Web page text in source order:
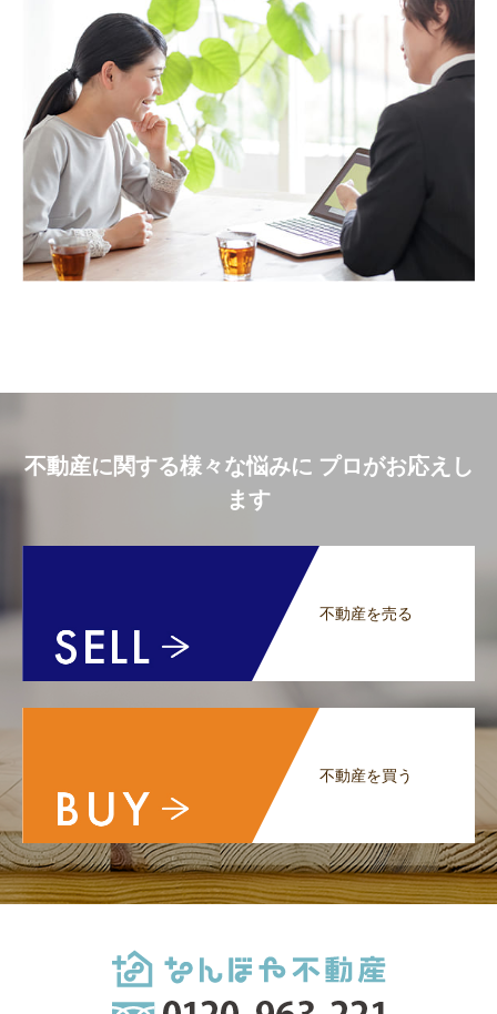
不動産に関する様々な悩みに プロがお応えし
ます
不動産を売る
不動産を買う